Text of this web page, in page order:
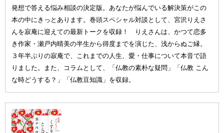
発想で答える悩み相談の決定版。あなたが悩んでいる解決策がこの
本の中にきっとあります。巻頭スペシャル対談として、宮沢りえさ
んを寂庵に迎えての最新トークを収録！ りえさんは、かつて恋多
き作家・瀬戸内晴美の半生から得度までを演じた、浅からぬご縁。
３年半ぶりの寂庵で、これまでの人生、愛・仕事について本音で語
りました。また、コラムとして、「仏教の素朴な疑問」「仏教 こん
な時どうする？」「仏教豆知識」を収録。